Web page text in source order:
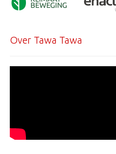
Over Tawa Tawa